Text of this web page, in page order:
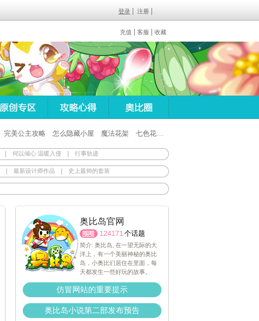
登录 注册
充值 客服 收藏
完美公主攻略 怎么隐藏小屋 魔法花架 七色花在哪
何以倾心 温暖入侵 行事轨迹
最新设计师作品 史上最帅的套装
奥比岛官网
124171 个话题
简介: 奥比岛, 在一望无际的大
洋上，有一个美丽神秘的奥比
岛，小奥比们居住在里面，每
天都发生一些好玩的故事。
仿冒网站的重要提示
奥比岛小说第二部发布预告